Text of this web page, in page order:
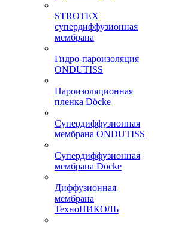
STROTEX
супердиффузионная
мембрана
Гидро-пароизоляция
ONDUTISS
Пароизоляционная
пленка Döcke
Супердиффузионная
мембрана ONDUTISS
Супердиффузионная
мембрана Döcke
Диффузионная
мембрана
ТехноНИКОЛЬ